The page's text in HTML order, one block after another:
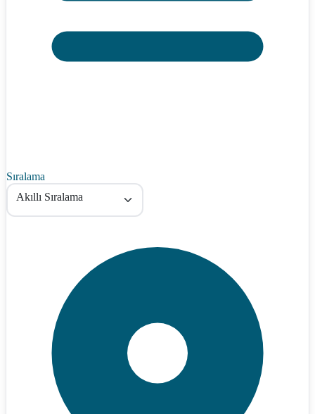
Sıralama
Akıllı Sıralama